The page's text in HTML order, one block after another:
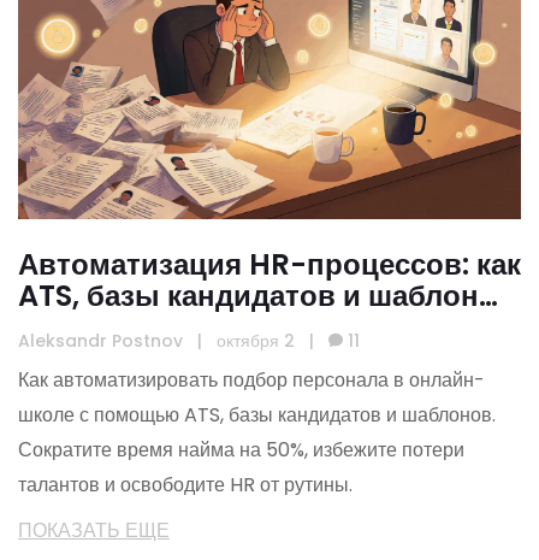
Автоматизация HR-процессов: как
ATS, базы кандидатов и шаблоны
сэкономят время онлайн-школе
Aleksandr Postnov | октября 2 | 11
Как автоматизировать подбор персонала в онлайн-
школе с помощью ATS, базы кандидатов и шаблонов.
Сократите время найма на 50%, избежите потери
талантов и освободите HR от рутины.
ПОКАЗАТЬ ЕЩЕ